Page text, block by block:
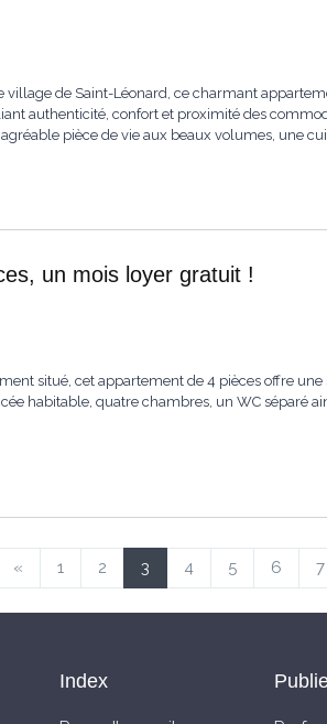
de Saint-Léonard, ce charmant
authenticité, confort et proximité des
pièce de vie aux beaux volumes, une
un mois loyer gratuit !
situé, cet appartement de 4 pièces offre
habitable, quatre chambres, un WC séparé
« 1 2 3 4 5 6 7
Index